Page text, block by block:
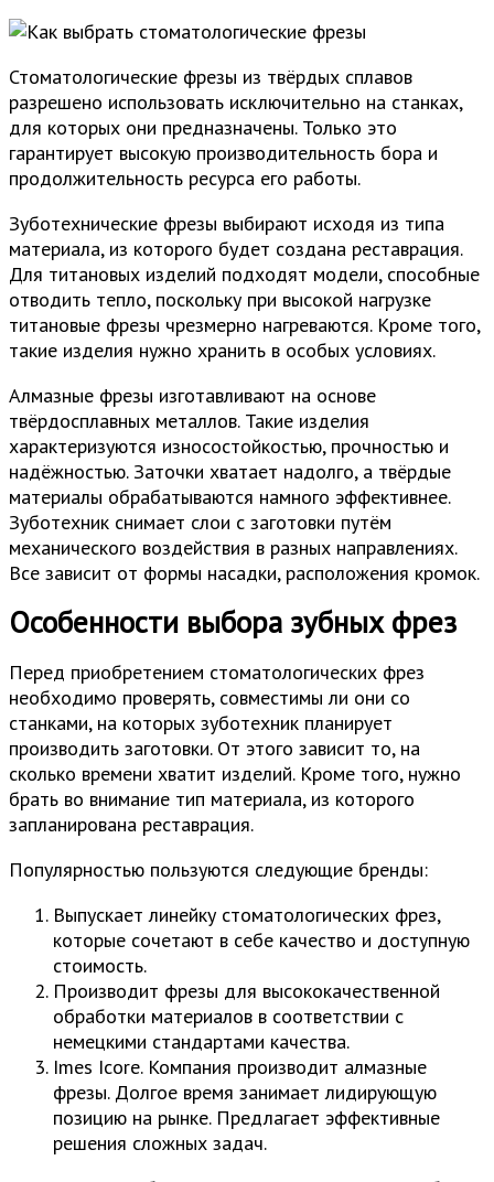
Стоматологические фрезы из твёрдых сплавов
разрешено использовать исключительно на станках,
для которых они предназначены. Только это
гарантирует высокую производительность бора и
продолжительность ресурса его работы.
Зуботехнические фрезы выбирают исходя из типа
материала, из которого будет создана реставрация.
Для титановых изделий подходят модели, способные
отводить тепло, поскольку при высокой нагрузке
титановые фрезы чрезмерно нагреваются. Кроме того,
такие изделия нужно хранить в особых условиях.
Алмазные фрезы изготавливают на основе
твёрдосплавных металлов. Такие изделия
характеризуются износостойкостью, прочностью и
надёжностью. Заточки хватает надолго, а твёрдые
материалы обрабатываются намного эффективнее.
Зуботехник снимает слои с заготовки путём
механического воздействия в разных направлениях.
Все зависит от формы насадки, расположения кромок.
Особенности выбора зубных фрез
Перед приобретением стоматологических фрез
необходимо проверять, совместимы ли они со
станками, на которых зуботехник планирует
производить заготовки. От этого зависит то, на
сколько времени хватит изделий. Кроме того, нужно
брать во внимание тип материала, из которого
запланирована реставрация.
Популярностью пользуются следующие бренды:
Выпускает линейку стоматологических фрез,
которые сочетают в себе качество и доступную
стоимость.
Производит фрезы для высококачественной
обработки материалов в соответствии с
немецкими стандартами качества.
Imes Icore. Компания производит алмазные
фрезы. Долгое время занимает лидирующую
позицию на рынке. Предлагает эффективные
решения сложных задач.